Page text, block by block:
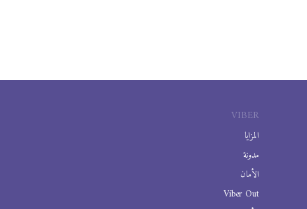
VIBER
المزايا
مدونة
الأمان
Viber Out